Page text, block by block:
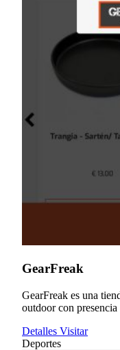
GearFreak
GearFreak es una
outdoor con
Detalles Visitar
Deportes